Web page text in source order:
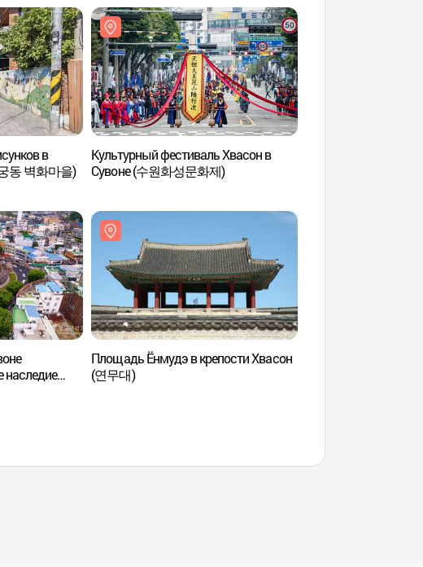
в
동 벽화마을)
Культурный фестиваль Хвасон в
Сувоне (수원화성문화제)
наследие
Площадь Ёнмудэ в крепости Хвасон
(연무대)